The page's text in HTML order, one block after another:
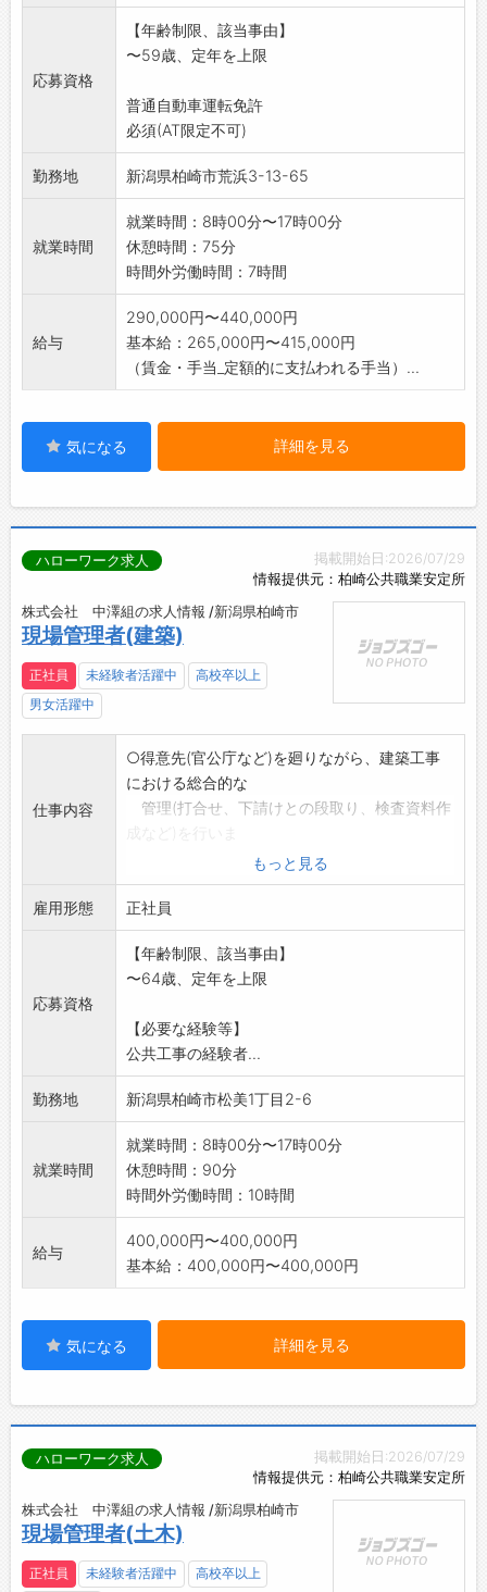
応募資格
【年齢制限、該当事由】
〜59歳、定年を上限
普通自動車運転免許
必須(AT限定不可)
勤務地 新潟県柏崎市荒浜3-13-65
就業時間
就業時間：8時00分〜17時00分
休憩時間：75分
時間外労働時間：7時間
給与
290,000円〜440,000円
基本給：265,000円〜415,000円
（賃金・手当_定額的に支払われる手当）...
気になる 詳細を見る
掲載開始日:2026/07/29
情報提供元：柏崎公共職業安定所
ハローワーク求人
株式会社 中澤組の求人情報 /新潟県柏崎市
現場管理者(建築)
正社員 未経験者活躍中
高校卒以上
男女活躍中
仕事内容
○得意先(官公庁など)を廻りながら、建築工事
における総合的な
管理(打合せ、下請けとの段取り、検査資料作
○官公庁へ行った際に、仕事の依頼の声がけ等
もしていただきます
変更範囲:変更なし
もっと見る
雇用形態 正社員
応募資格
【年齢制限、該当事由】
〜64歳、定年を上限
【必要な経験等】
公共工事の経験者...
勤務地 新潟県柏崎市松美1丁目2-6
就業時間
就業時間：8時00分〜17時00分
休憩時間：90分
時間外労働時間：10時間
給与
400,000円〜400,000円
基本給：400,000円〜400,000円
気になる 詳細を見る
掲載開始日:2026/07/29
情報提供元：柏崎公共職業安定所
ハローワーク求人
株式会社 中澤組の求人情報 /新潟県柏崎市
現場管理者(土木)
正社員 未経験者活躍中
高校卒以上